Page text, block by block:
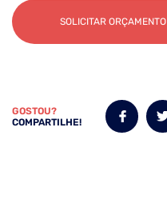
SOLICITAR ORÇAMENTO
GOSTOU?
COMPARTILHE!